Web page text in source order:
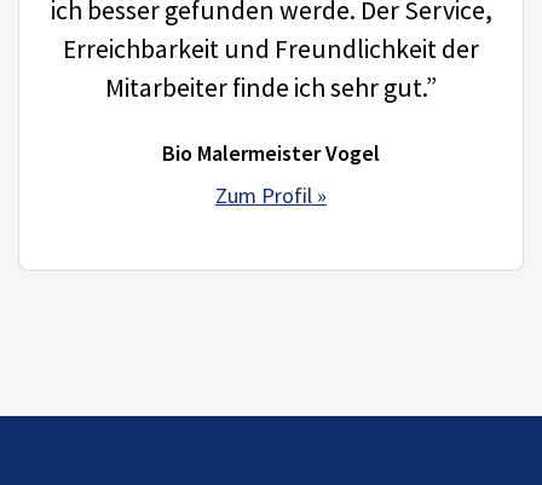
ich besser gefunden werde. Der Service,
Erreichbarkeit und Freundlichkeit der
Mitarbeiter finde ich sehr gut.”
Bio Malermeister Vogel
Zum Profil »